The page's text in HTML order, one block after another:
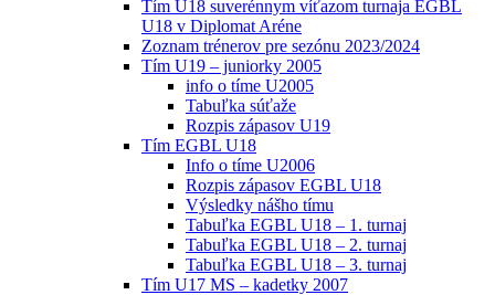
Tím U18 suverénnym víťazom turnaja EGBL
U18 v Diplomat Aréne
Zoznam trénerov pre sezónu 2023/2024
Tím U19 – juniorky 2005
info o tíme U2005
Tabuľka súťaže
Rozpis zápasov U19
Tím EGBL U18
Info o tíme U2006
Rozpis zápasov EGBL U18
Výsledky nášho tímu
Tabuľka EGBL U18 – 1. turnaj
Tabuľka EGBL U18 – 2. turnaj
Tabuľka EGBL U18 – 3. turnaj
Tím U17 MS – kadetky 2007